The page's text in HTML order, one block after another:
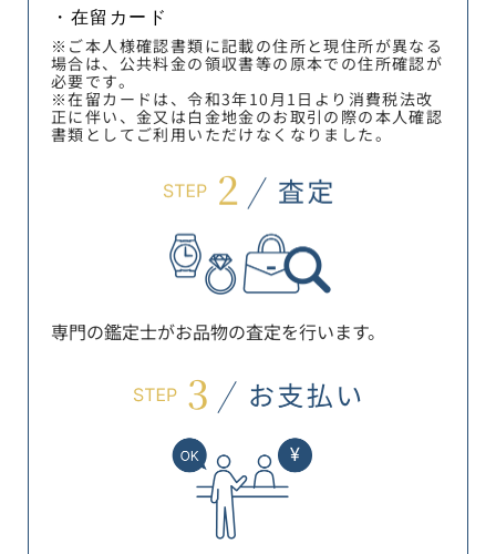
・在留カード
※ご本人様確認書類に記載の住所と現住所が異なる
場合は、公共料金の領収書等の原本での住所確認が
必要です。
※在留カードは、令和3年10月1日より消費税法改
正に伴い、金又は白金地金のお取引の際の本人確認
書類としてご利用いただけなくなりました。
専門の鑑定士がお品物の査定を行います。